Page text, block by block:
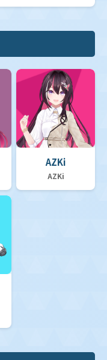
AZKi
AZKi